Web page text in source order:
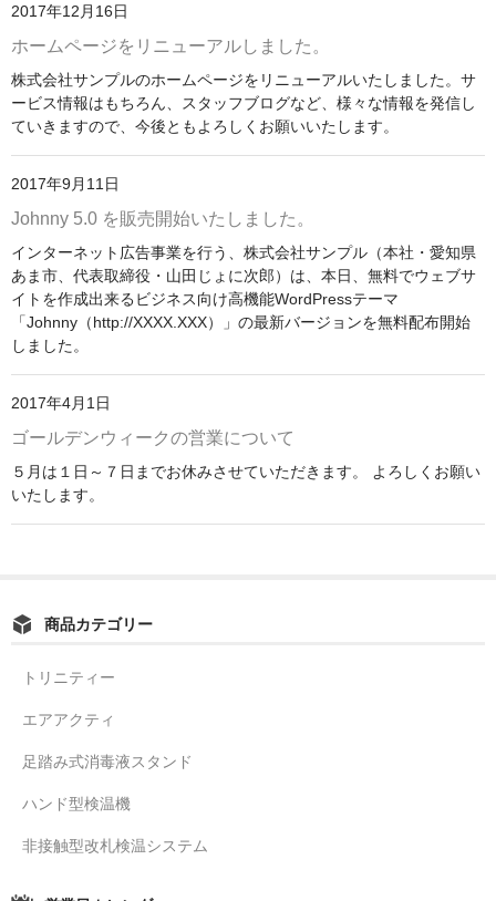
2017年12月16日
ホームページをリニューアルしました。
株式会社サンプルのホームページをリニューアルいたしました。サ
ービス情報はもちろん、スタッフブログなど、様々な情報を発信し
ていきますので、今後ともよろしくお願いいたします。
2017年9月11日
Johnny 5.0 を販売開始いたしました。
インターネット広告事業を行う、株式会社サンプル（本社・愛知県
あま市、代表取締役・山田じょに次郎）は、本日、無料でウェブサ
イトを作成出来るビジネス向け高機能WordPressテーマ
「Johnny（http://XXXX.XXX）」の最新バージョンを無料配布開始
しました。
2017年4月1日
ゴールデンウィークの営業について
５月は１日～７日までお休みさせていただきます。 よろしくお願い
いたします。
商品カテゴリー
トリニティー
エアアクティ
足踏み式消毒液スタンド
ハンド型検温機
非接触型改札検温システム